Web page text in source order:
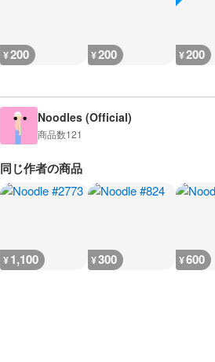
¥200 ¥200 ¥200
Noodles (Official)
商品数121
同じ作者の商品
¥1,100 ¥300 ¥600